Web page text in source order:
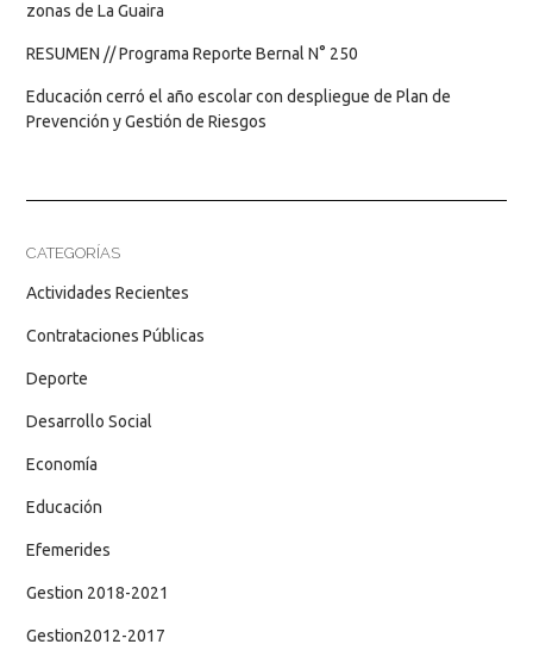
zonas de La Guaira
RESUMEN // Programa Reporte Bernal N° 250
Educación cerró el año escolar con despliegue de Plan de
Prevención y Gestión de Riesgos
CATEGORÍAS
Actividades Recientes
Contrataciones Públicas
Deporte
Desarrollo Social
Economía
Educación
Efemerides
Gestion 2018-2021
Gestion2012-2017